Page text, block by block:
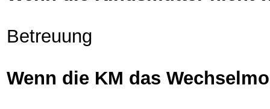
Betreuung
Wenn die KM das